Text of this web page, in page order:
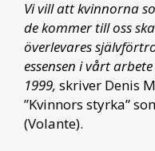
Vi vill att kvinnorna
de kommer till oss
överlevares
essensen i vårt
1999, skriver Denis
”Kvinnors styrka”
(Volante).